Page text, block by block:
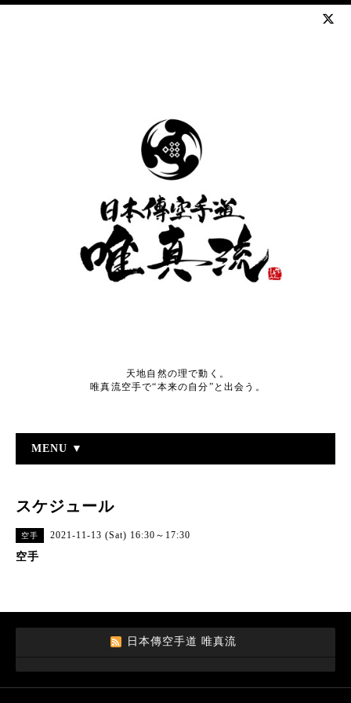
天地自然の理で動く。
唯真流空手で“本来の自分”と出会う。
MENU ▼
スケジュール
空手 2021-11-13 (Sat) 16:30～17:30
空手
日本傳空手道 唯真流